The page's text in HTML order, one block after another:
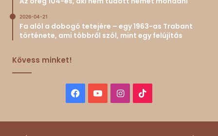
2026-04-21
Fa alól a dobogó tetejére – egy 1963-as Trabant
története, ami többről szól, mint egy felújítás
Kövess minket!
Facebook
YouTubeInstagram